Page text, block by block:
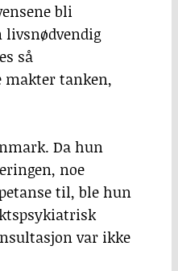
bli
livsnødvendig
så
makter tanken,
Da hun
noe
til, ble hun
var ikke